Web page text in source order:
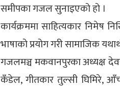
समीपका गजल सुनाइएको हो ।
कार्यक्रममा साहित्यकार निमेष
भाषाको प्रयोग गरी सामाजिक
गजलमञ्च मकवानपुरका अध्यक्ष
कँडेल, गीतकार तुल्सी घिमिरे,